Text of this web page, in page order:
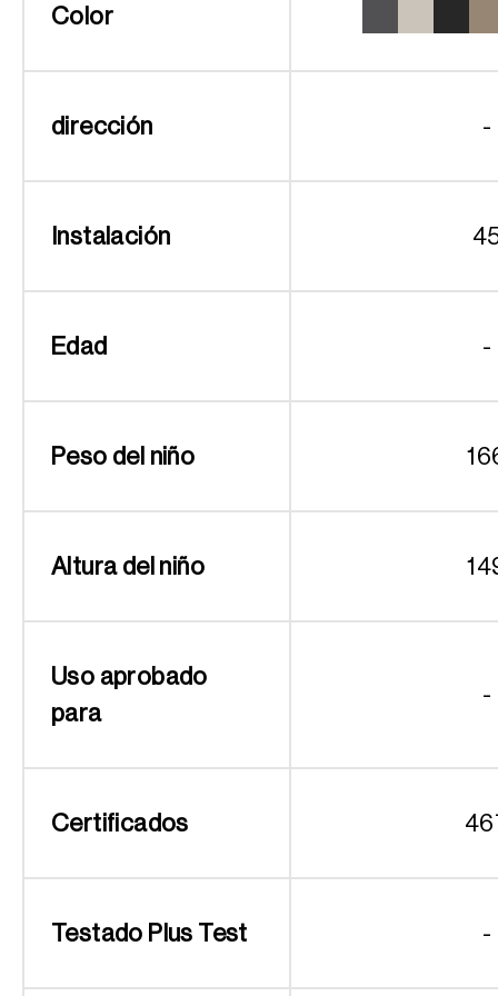
Color
dirección -
Instalación
Edad -
Peso del niño
Altura del niño
Uso aprobado
para
-
Certificados
Testado Plus Test -